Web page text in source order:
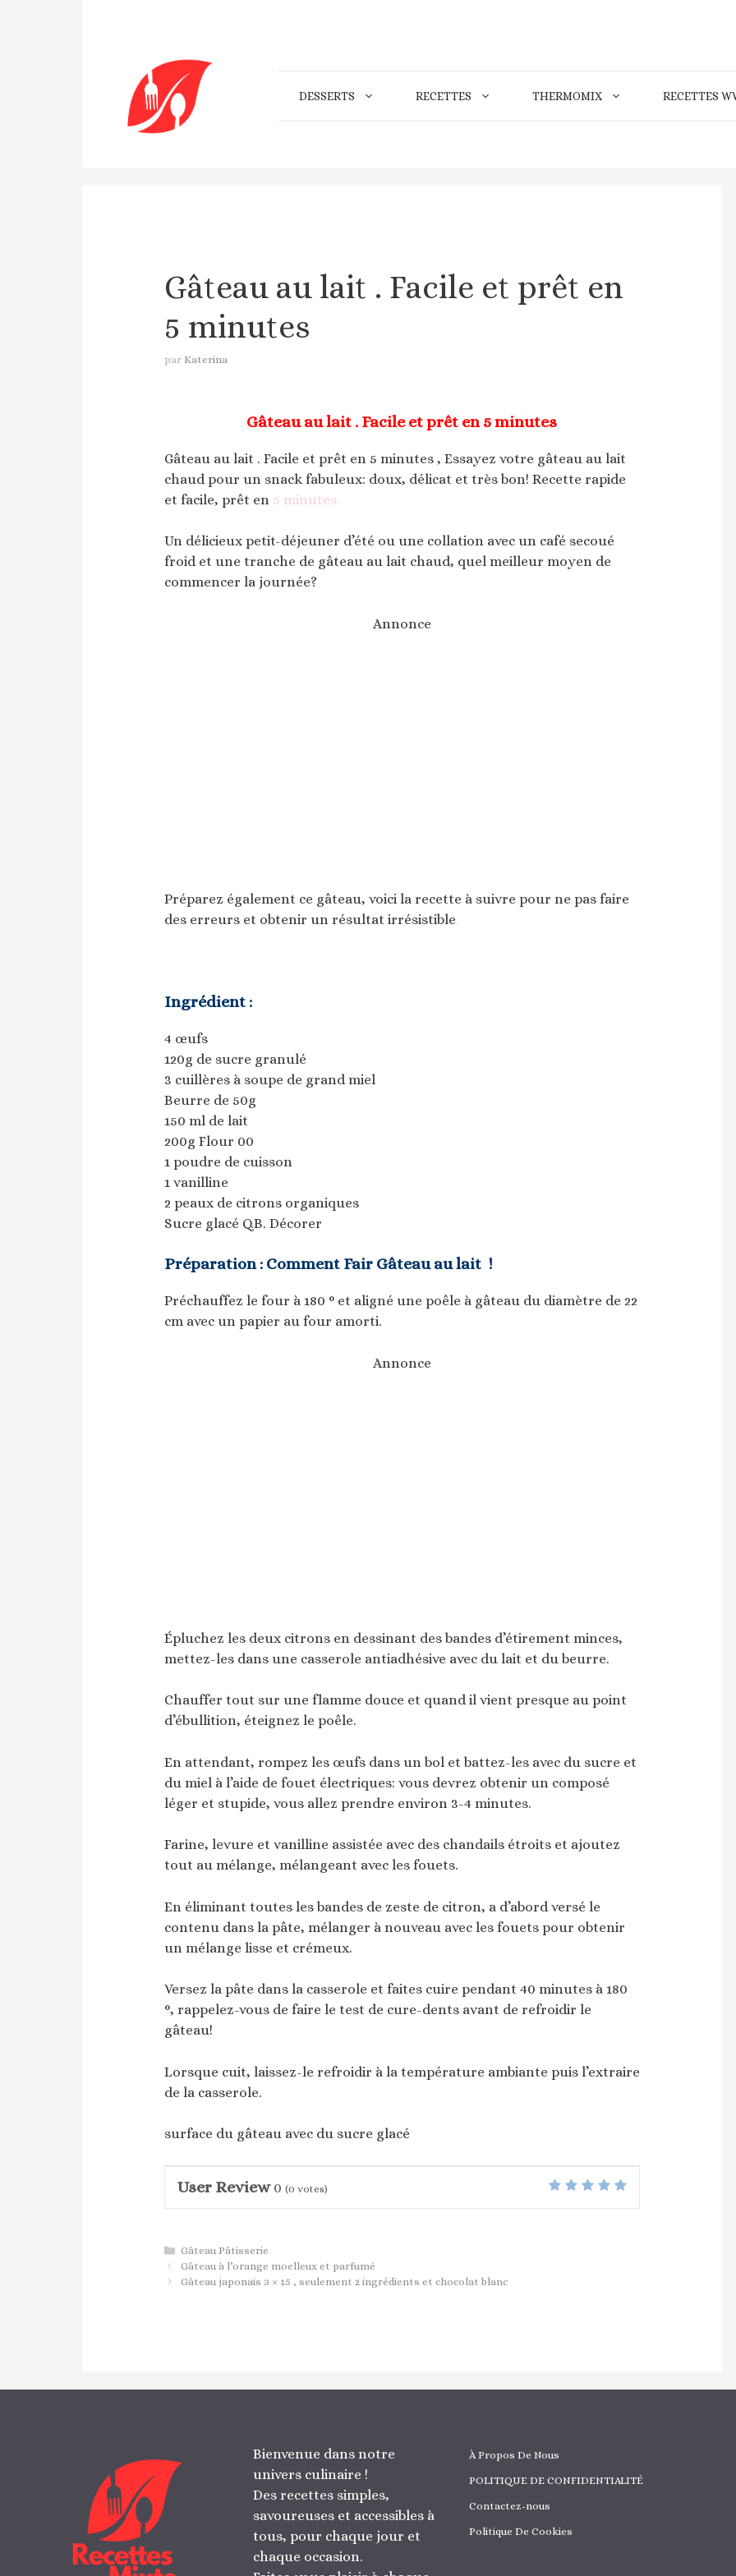
DESSERTS RECETTES THERMOMIX RECETTES
Gâteau au lait . Facile et prêt en
5 minutes
par Katerina
Gâteau au lait . Facile et prêt en 5 minutes
Gâteau au lait . Facile et prêt en 5 minutes , Essayez votre gâteau au lait
chaud pour un snack fabuleux: doux, délicat et très bon! Recette rapide
et facile, prêt en 5 minutes
Un délicieux petit-déjeuner d’été ou une collation avec un café secoué
froid et une tranche de gâteau au lait chaud, quel meilleur moyen de
commencer la journée?
Annonce
Préparez également ce gâteau, voici la recette à suivre pour ne pas faire
des erreurs et obtenir un résultat irrésistible.
Ingrédient :
4 œufs
120g de sucre granulé
3 cuillères à soupe de grand miel
Beurre de 50g
150 ml de lait
200g Flour 00
1 poudre de cuisson
1 vanilline
2 peaux de citrons organiques
Sucre glacé Q.B. Décorer
Préparation : Comment Fair Gâteau au lait !
Préchauffez le four à 180 ° et aligné une poêle à gâteau du diamètre de 22
cm avec un papier au four amorti.
Annonce
Épluchez les deux citrons en dessinant des bandes d’étirement minces,
mettez-les dans une casserole antiadhésive avec du lait et du beurre.
Chauffer tout sur une flamme douce et quand il vient presque au point
d’ébullition, éteignez le poêle.
En attendant, rompez les œufs dans un bol et battez-les avec du sucre et
du miel à l’aide de fouet électriques: vous devrez obtenir un composé
léger et stupide, vous allez prendre environ 3-4 minutes.
Farine, levure et vanilline assistée avec des chandails étroits et ajoutez
tout au mélange, mélangeant avec les fouets.
En éliminant toutes les bandes de zeste de citron, a d’abord versé le
contenu dans la pâte, mélanger à nouveau avec les fouets pour obtenir
un mélange lisse et crémeux.
Versez la pâte dans la casserole et faites cuire pendant 40 minutes à 180
°, rappelez-vous de faire le test de cure-dents avant de refroidir le
gâteau!
Lorsque cuit, laissez-le refroidir à la température ambiante puis l’extraire
de la casserole.
surface du gâteau avec du sucre glacé
User Review 0 (0 votes)
Catégories
Gâteau Pâtisserie
Gâteau à l’orange moelleux et parfumé
Gâteau japonais 3 × 15 , seulement 2 ingrédients et chocolat blanc
Bienvenue dans notre
univers culinaire !
Des recettes simples,
savoureuses et accessibles à
tous, pour chaque jour et
chaque occasion.
À Propos De Nous
POLITIQUE DE CONFIDENTIALITÉ
Contactez-nous
Politique De Cookies